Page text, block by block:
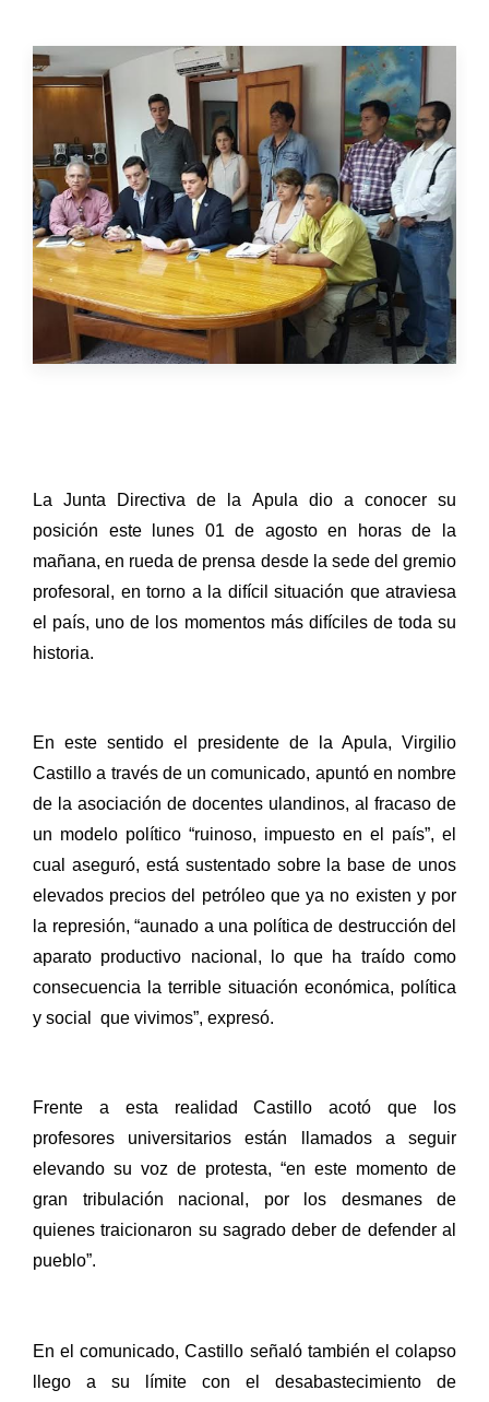
La Junta Directiva de la Apula dio a conocer su
posición este lunes 01 de agosto en horas de la
mañana, en rueda de prensa desde la sede del gremio
profesoral, en torno a la difícil situación que atraviesa
el país, uno de los momentos más difíciles de toda su
historia.
En este sentido el presidente de la Apula, Virgilio
Castillo a través de un comunicado, apuntó en nombre
de la asociación de docentes ulandinos, al fracaso de
un modelo político “ruinoso, impuesto en el país”, el
cual aseguró, está sustentado sobre la base de unos
elevados precios del petróleo que ya no existen y por
la represión, “aunado a una política de destrucción del
aparato productivo nacional, lo que ha traído como
consecuencia la terrible situación económica, política
y social que vivimos”, expresó.
Frente a esta realidad Castillo acotó que los
profesores universitarios están llamados a seguir
elevando su voz de protesta, “en este momento de
gran tribulación nacional, por los desmanes de
quienes traicionaron su sagrado deber de defender al
pueblo”.
En el comunicado, Castillo señaló también el colapso
llego a su límite con el desabastecimiento de